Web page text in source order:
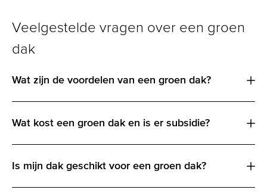
Veelgestelde vragen over een groen
dak
Wat zijn de voordelen van een groen dak?
Wat kost een groen dak en is er subsidie?
Is mijn dak geschikt voor een groen dak?